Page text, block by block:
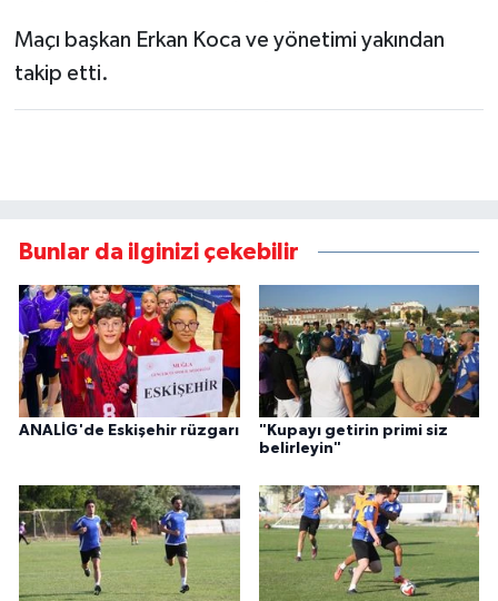
Maçı başkan Erkan Koca ve yönetimi yakından
takip etti.
Bunlar da ilginizi çekebilir
ANALİG'de Eskişehir rüzgarı
"Kupayı getirin primi siz
belirleyin"